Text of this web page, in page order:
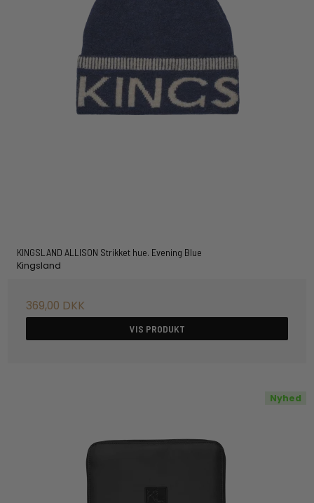
KINGSLAND ALLISON Strikket hue. Evening Blue
Kingsland
369,00 DKK
VIS PRODUKT
Nyhed